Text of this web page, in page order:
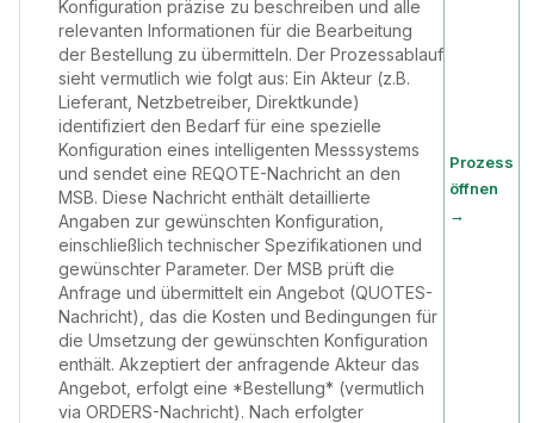
Konfiguration präzise zu beschreiben und alle
relevanten Informationen für die Bearbeitung
der Bestellung zu übermitteln. Der Prozessablauf
sieht vermutlich wie folgt aus: Ein Akteur (z.B.
Lieferant, Netzbetreiber, Direktkunde)
identifiziert den Bedarf für eine spezielle
Konfiguration eines intelligenten Messsystems
und sendet eine REQOTE-Nachricht an den
MSB. Diese Nachricht enthält detaillierte
Angaben zur gewünschten Konfiguration,
einschließlich technischer Spezifikationen und
gewünschter Parameter. Der MSB prüft die
Anfrage und übermittelt ein Angebot (QUOTES-
Nachricht), das die Kosten und Bedingungen für
die Umsetzung der gewünschten Konfiguration
enthält. Akzeptiert der anfragende Akteur das
Angebot, erfolgt eine *Bestellung* (vermutlich
via ORDERS-Nachricht). Nach erfolgter
Prozess
öffnen
→